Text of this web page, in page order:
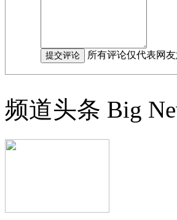
所有评论仅代表网
频道头条 Big